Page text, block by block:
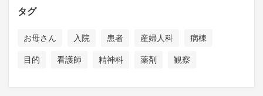
タグ
お母さん 入院 患者 産婦人科
病棟
目的
看護師 精神科 薬剤 観察